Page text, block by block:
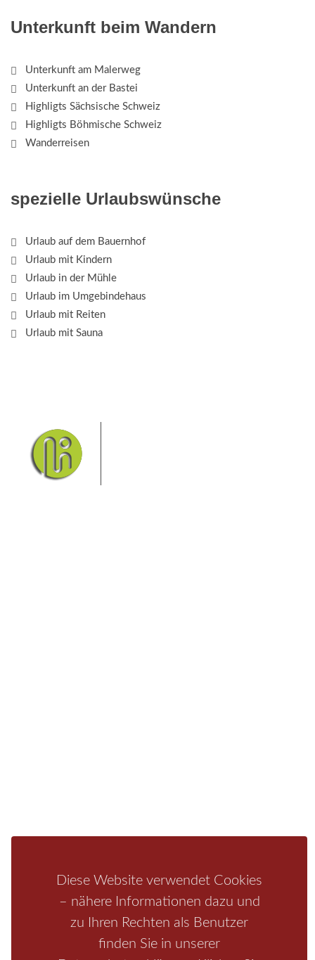
Diese Website verwendet Cookies
– nähere Informationen dazu und
zu Ihren Rechten als Benutzer
finden Sie in unserer
Unterkunft beim Wandern
Unterkunft am Malerweg
Unterkunft an der Bastei
Highligts Sächsische Schweiz
Highligts Böhmische Schweiz
Wanderreisen
spezielle Urlaubswünsche
Urlaub auf dem Bauernhof
Urlaub mit Kindern
Urlaub in der Mühle
Urlaub im Umgebindehaus
Urlaub mit Reiten
Urlaub mit Sauna
Boofen Mediathek